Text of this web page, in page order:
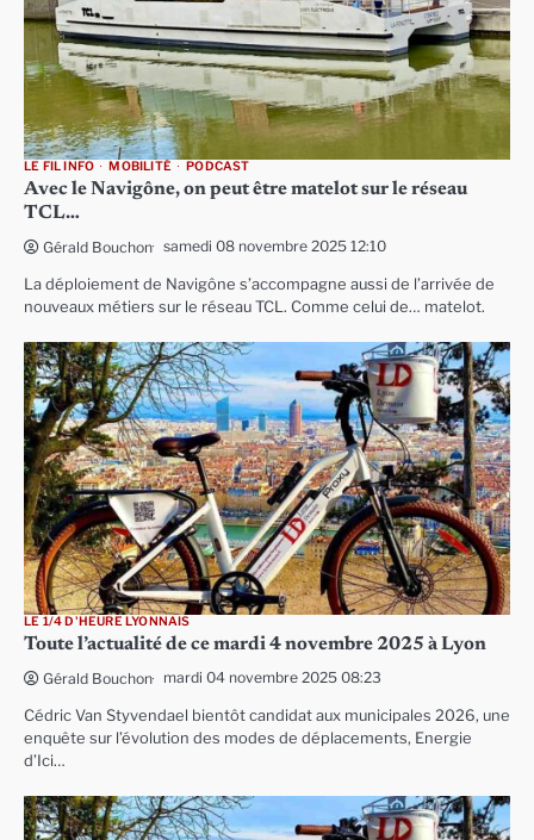
LE FIL INFO MOBILITÉ PODCAST
Avec le Navigône, on peut être matelot sur le réseau
TCL…
Gérald Bouchon samedi 08 novembre 2025 12:10
La déploiement de Navigône s’accompagne aussi de l’arrivée de
nouveaux métiers sur le réseau TCL. Comme celui de… matelot.
LE 1/4 D'HEURE LYONNAIS
Toute l’actualité de ce mardi 4 novembre 2025 à Lyon
Gérald Bouchon mardi 04 novembre 2025 08:23
Cédric Van Styvendael bientôt candidat aux municipales 2026, une
enquête sur l’évolution des modes de déplacements, Energie
d’Ici…